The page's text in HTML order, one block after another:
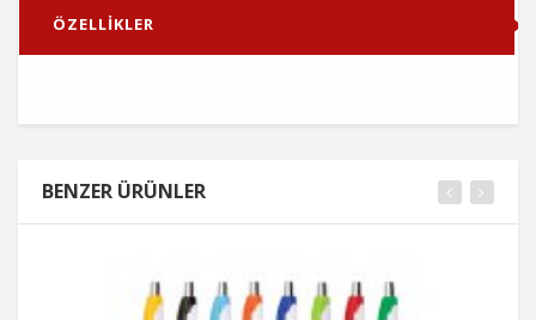
ÖZELLİKLER
BENZER ÜRÜNLER